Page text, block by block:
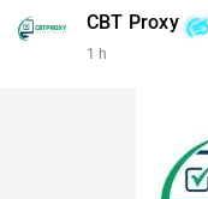
#458btc #chuyenvilanh
CBT Proxy
1 h